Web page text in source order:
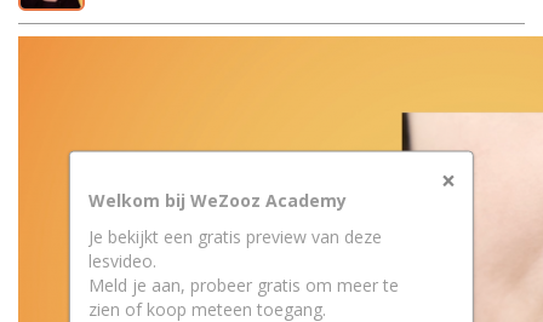
×
Welkom bij WeZooz Academy
Je bekijkt een gratis preview van deze
lesvideo.
Meld je aan, probeer gratis om meer te
zien of koop meteen toegang.